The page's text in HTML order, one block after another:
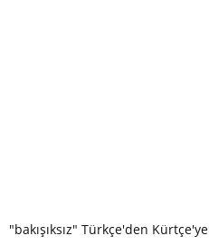
"bakışıksız" Türkçe'den